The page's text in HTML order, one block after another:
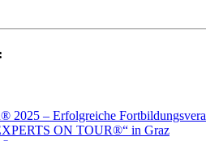
2025 – Erfolgreiche
ON TOUR®“ in Graz